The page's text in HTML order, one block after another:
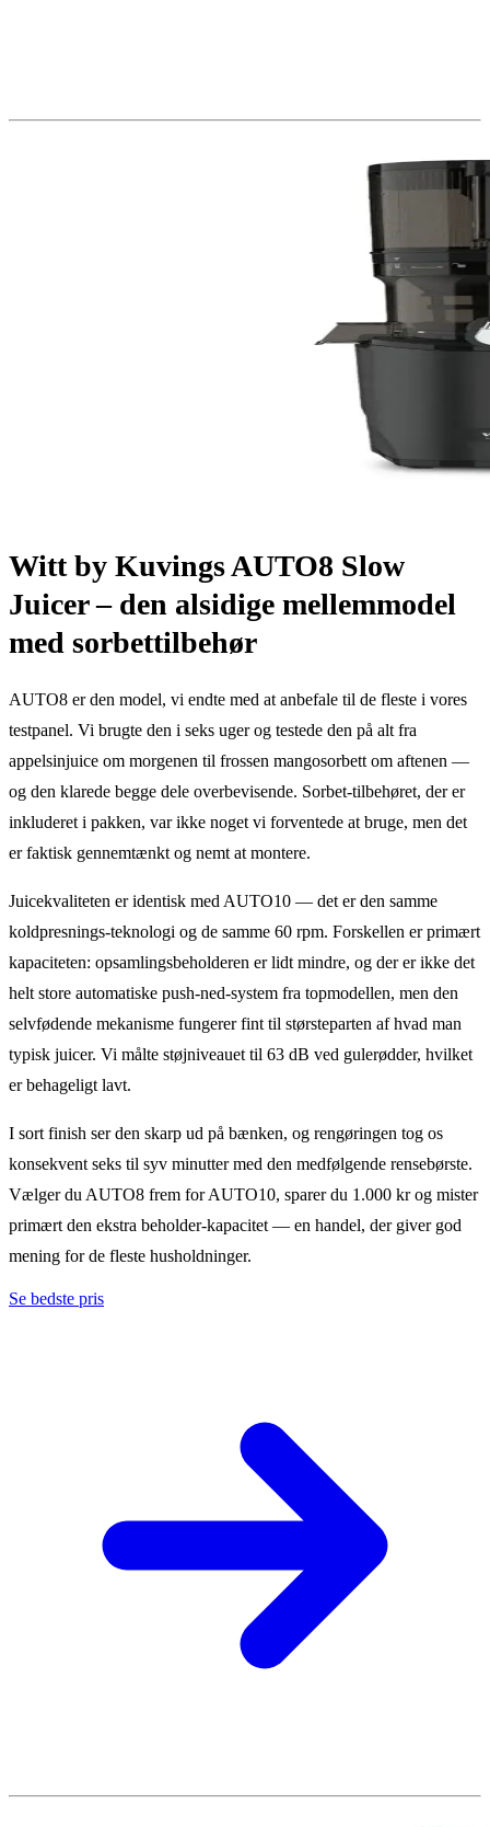
Witt by Kuvings AUTO8 Slow
Juicer – den alsidige mellemmodel
med sorbettilbehør
AUTO8 er den model, vi endte med at anbefale til de fleste i vores
testpanel. Vi brugte den i seks uger og testede den på alt fra
appelsinjuice om morgenen til frossen mangosorbett om aftenen —
og den klarede begge dele overbevisende. Sorbet-tilbehøret, der er
inkluderet i pakken, var ikke noget vi forventede at bruge, men det
er faktisk gennemtænkt og nemt at montere.
Juicekvaliteten er identisk med AUTO10 — det er den samme
koldpresnings-teknologi og de samme 60 rpm. Forskellen er primært
kapaciteten: opsamlingsbeholderen er lidt mindre, og der er ikke det
helt store automatiske push-ned-system fra topmodellen, men den
selvfødende mekanisme fungerer fint til størsteparten af hvad man
typisk juicer. Vi målte støjniveauet til 63 dB ved gulerødder, hvilket
er behageligt lavt.
I sort finish ser den skarp ud på bænken, og rengøringen tog os
konsekvent seks til syv minutter med den medfølgende rensebørste.
Vælger du AUTO8 frem for AUTO10, sparer du 1.000 kr og mister
primært den ekstra beholder-kapacitet — en handel, der giver god
mening for de fleste husholdninger.
Se bedste pris